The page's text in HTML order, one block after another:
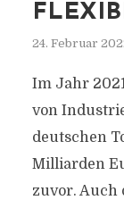
24. Februar
Im Jahr
von
deutschen
Milliarden
zuvor. Auch